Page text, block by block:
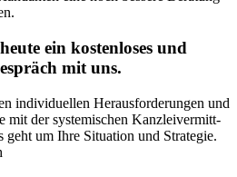
ein kostenloses und
mit uns.
indi­vi­du­el­len Her­aus­for­de­run­gen und
mit der sys­te­mi­schen Kanz­lei­ver­mitt­
geht um Ihre Situa­ti­on und Stra­te­gie.